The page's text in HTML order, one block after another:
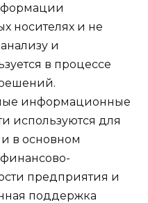
носителях и не
и
в процессе
информационные
используются для
и в основном
предприятия и
поддержка